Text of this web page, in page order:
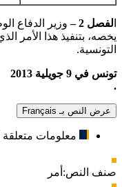
لفصل 2 –
وزير الدفاع
يخصه، بتنفيذ هذا الأمر
التونسية.
تونس في 9 جويلية 2013
.
عرض النص بـ Français
معلومات متعلقة
صنف النص: أمر